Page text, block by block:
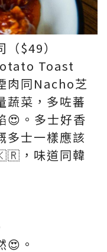
$49）
Toast
肉同Nacho芝
蔬菜，多咗蕃
😍。多士好香
多士一樣應該
，味道同韓
😍。